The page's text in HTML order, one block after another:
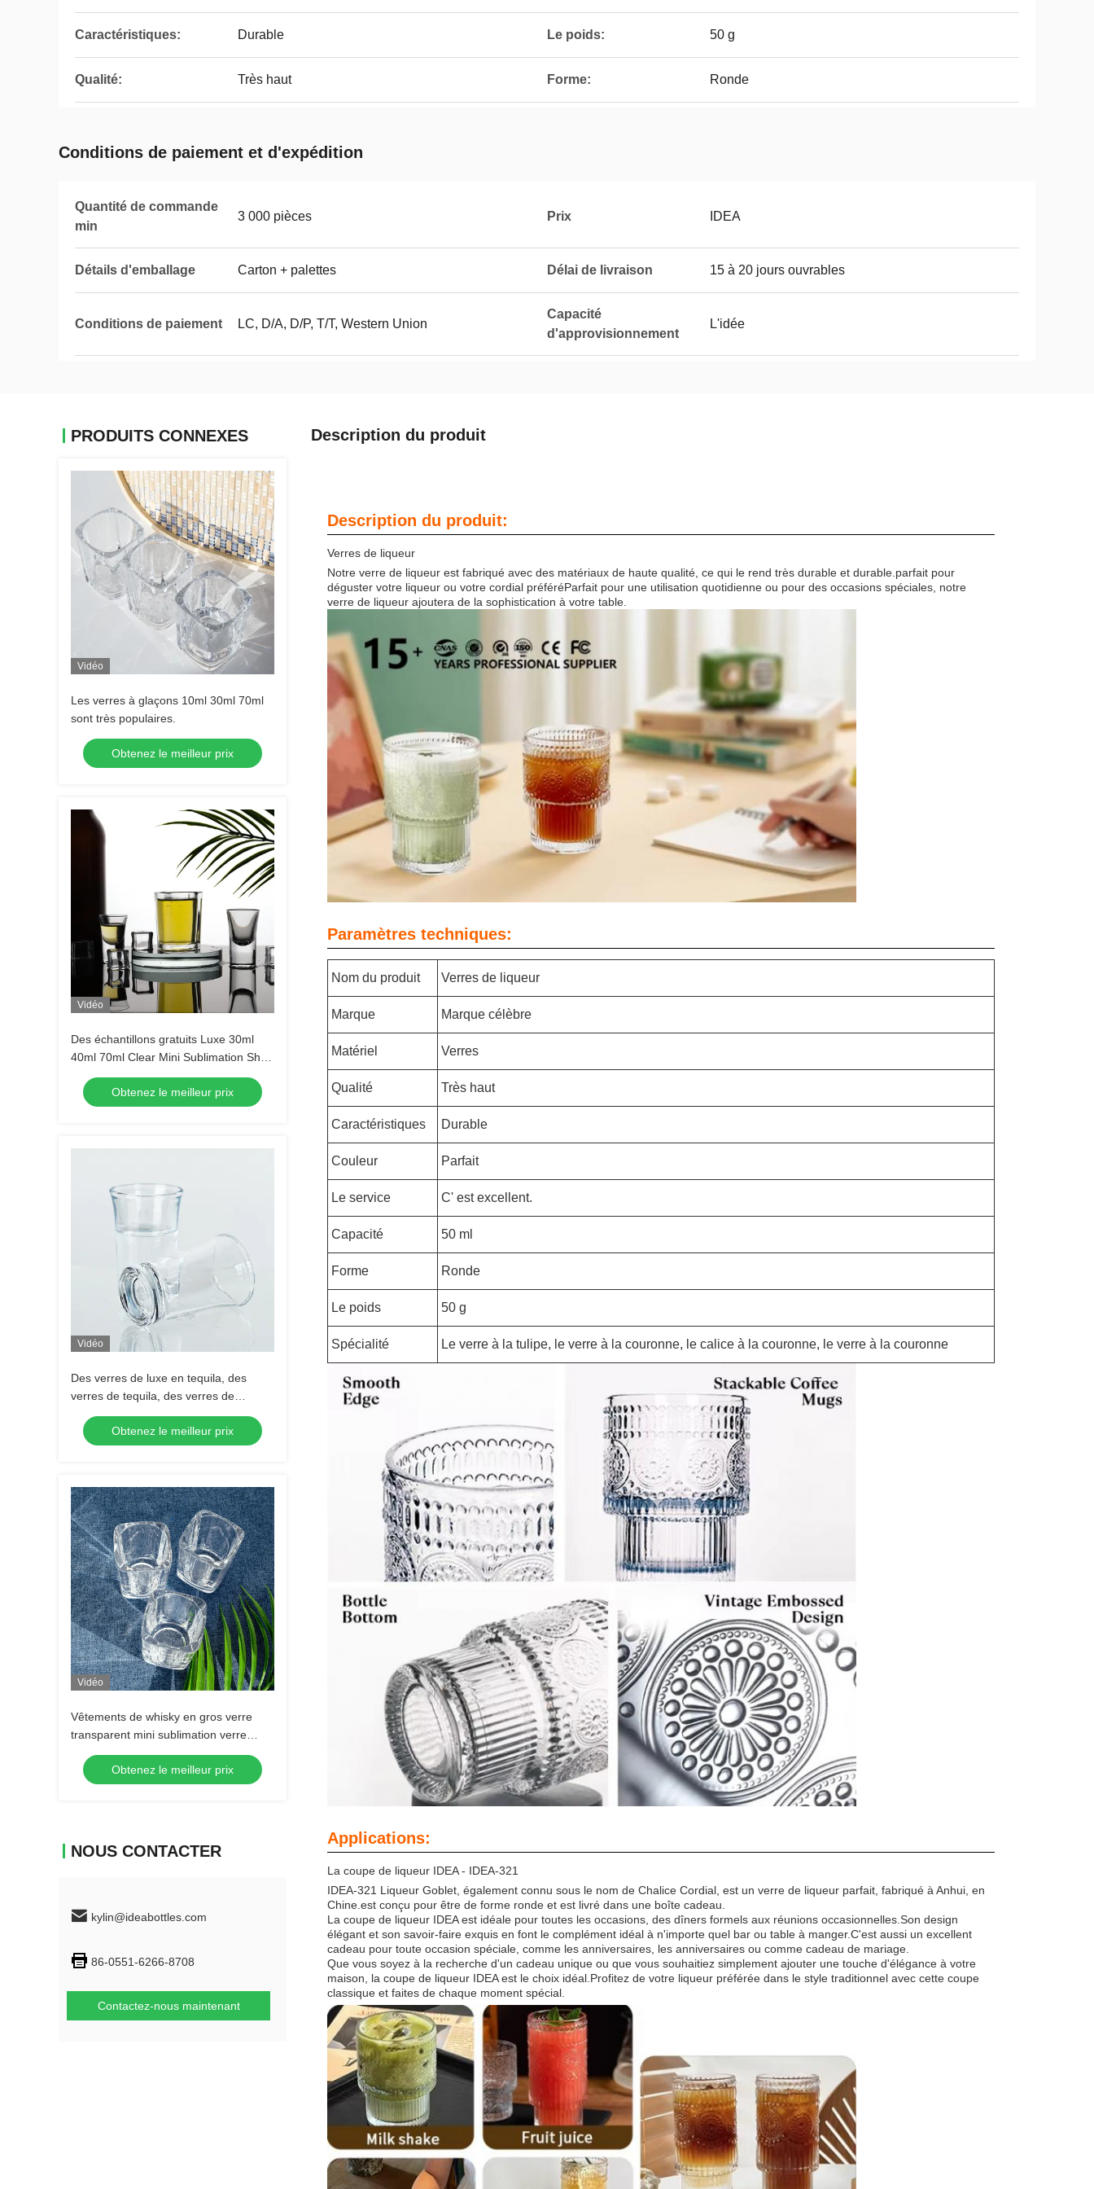
Caractéristiques: Durable Le poids: 50 g
Qualité: Très haut Forme: Ronde
Conditions de paiement et d'expédition
Quantité de commande
min
3 000 pièces Prix IDEA
Détails d'emballage Carton + palettes Délai de livraison 15 à 20 jours ouvrables
Conditions de paiement LC, D/A, D/P, T/T, Western Union
Capacité
d'approvisionnement
L'idée
PRODUITS CONNEXES
Vidéo
Les verres à glaçons 10ml 30ml 70ml
sont très populaires.
Obtenez le meilleur prix
Vidéo
Des échantillons gratuits Luxe 30ml
40ml 70ml Clear Mini Sublimation Shot
Glass Tequila Shot Glasses Espresso
Shot GlassObtenez le meilleur prix
Vidéo
Des verres de luxe en tequila, des
verres de tequila, des verres de
tequila, des verres de tequila, des
verres de tequila.
Obtenez le meilleur prix
Vidéo
Vêtements de whisky en gros verre
transparent mini sublimation verre
tequila verre shot Espresso verre shot
Obtenez le meilleur prix
NOUS CONTACTER
kylin@ideabottles.com
86-0551-6266-8708
Contactez-nous maintenant
Description du produit
Description du produit:
Verres de liqueur
Notre verre de liqueur est fabriqué avec des matériaux de haute qualité, ce qui le rend très durable et durable.parfait pour
déguster votre liqueur ou votre cordial préféréParfait pour une utilisation quotidienne ou pour des occasions spéciales, notre
verre de liqueur ajoutera de la sophistication à votre table.
Paramètres techniques:
Nom du produit Verres de liqueur
Marque Marque célèbre
Matériel Verres
Qualité Très haut
Caractéristiques Durable
Couleur Parfait
Le service C' est excellent.
Capacité 50 ml
Forme Ronde
Le poids 50 g
Spécialité Le verre à la tulipe, le verre à la couronne, le calice à la couronne, le verre à la couronne
Applications:
La coupe de liqueur IDEA - IDEA-321
IDEA-321 Liqueur Goblet, également connu sous le nom de Chalice Cordial, est un verre de liqueur parfait, fabriqué à Anhui, en
Chine.est conçu pour être de forme ronde et est livré dans une boîte cadeau.
La coupe de liqueur IDEA est idéale pour toutes les occasions, des dîners formels aux réunions occasionnelles.Son design
élégant et son savoir-faire exquis en font le complément idéal à n'importe quel bar ou table à manger.C'est aussi un excellent
cadeau pour toute occasion spéciale, comme les anniversaires, les anniversaires ou comme cadeau de mariage.
Que vous soyez à la recherche d'un cadeau unique ou que vous souhaitiez simplement ajouter une touche d'élégance à votre
maison, la coupe de liqueur IDEA est le choix idéal.Profitez de votre liqueur préférée dans le style traditionnel avec cette coupe
classique et faites de chaque moment spécial.